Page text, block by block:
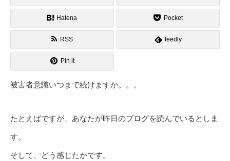
Hatena Pocket
RSS feedly
Pin it
被害者意識いつまで続けますか。。。
たとえばですが、あなたが昨日のブログを読んでいるとしま
す。
そして、どう感じたかです。